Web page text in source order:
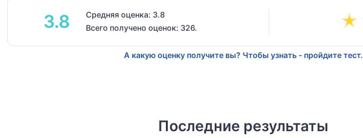
3.8
Средняя оценка: 3.8
Всего получено оценок: 326.
А какую оценку получите вы? Чтобы узнать - пройдите тест.
Последние результаты